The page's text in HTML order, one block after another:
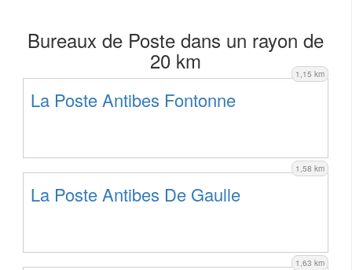
Bureaux de Poste dans un rayon de
20 km 1,15 km
La Poste Antibes Fontonne
1,58 km
La Poste Antibes De Gaulle
1,63 km